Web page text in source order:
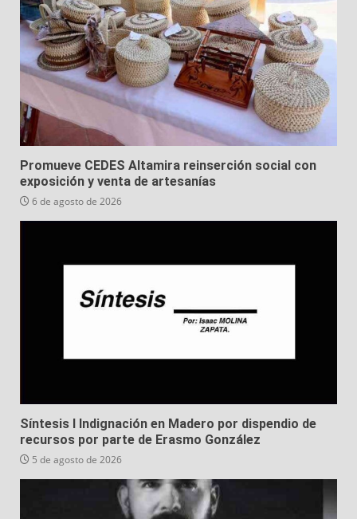
Promueve CEDES Altamira reinserción social con
exposición y venta de artesanías
6 de agosto de 2026
Síntesis I Indignación en Madero por dispendio de
recursos por parte de Erasmo González
5 de agosto de 2026